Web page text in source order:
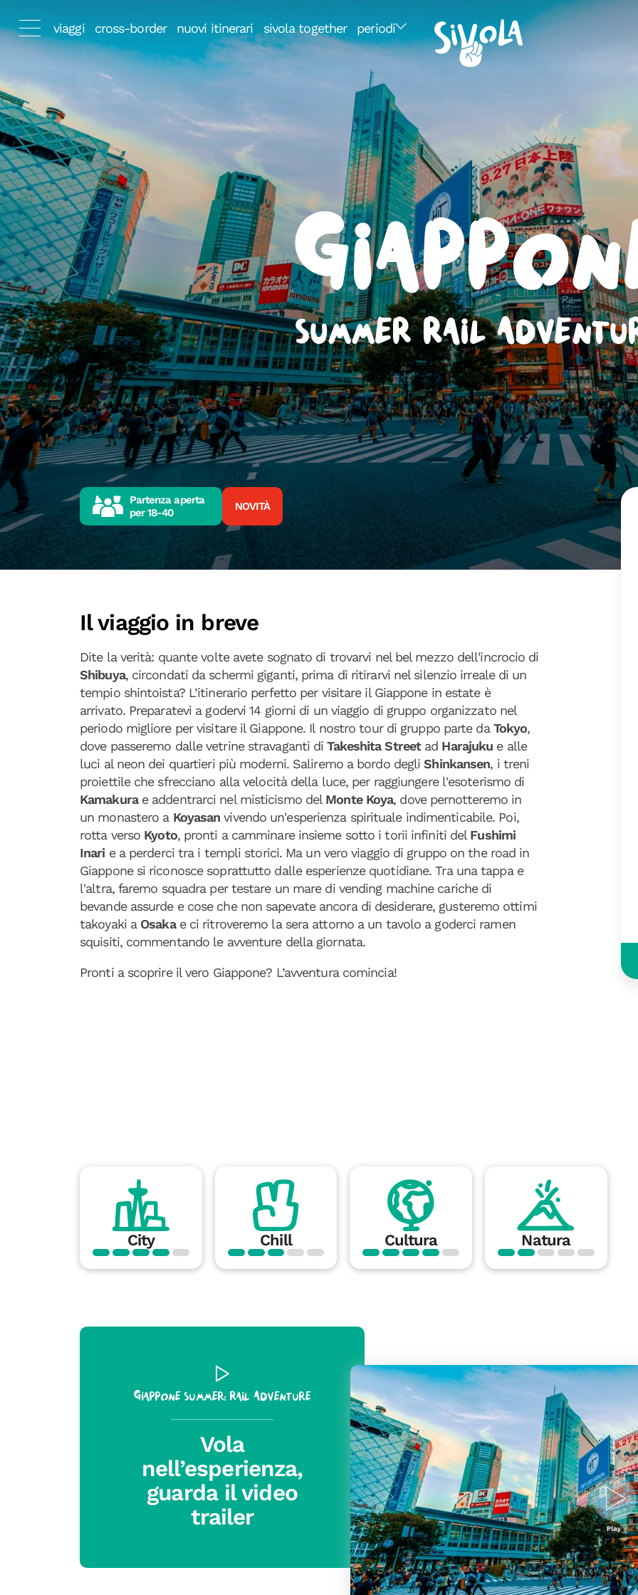
viaggi cross-border nuovi itinerari sivola together periodi
Summer Rail
Partenza aperta
per18-40 NOVITÀ
Il viaggio in breve
Dite la verità: quante volte avete sognato di trovarvi nel bel mezzo dell'incrocio di
Shibuya, circondati da schermi giganti, prima di ritirarvi nel silenzio irreale di un
tempio shintoista? L’itinerario perfetto per visitare il Giappone in estate è
arrivato. Preparatevi a godervi 14 giorni di un viaggio di gruppo organizzato nel
periodo migliore per visitare il Giappone. Il nostro tour di gruppo parte da Tokyo,
dove passeremo dalle vetrine stravaganti diTakeshita Street ad Harajuku e alle
luci al neon dei quartieri più moderni. Saliremo a bordo degliShinkansen, i treni
proiettile che sfrecciano alla velocità della luce, per raggiungere l'esoterismo di
Kamakura e addentrarci nel misticismo del Monte Koya, dove pernotteremo in
un monastero a Koyasanvivendo un'esperienza spirituale indimenticabile. Poi,
rotta verso Kyoto, pronti a camminare insieme sotto i torii infiniti del Fushimi
Inari e a perderci tra i templi storici. Ma un vero viaggio di gruppo on the road in
Giappone si riconosce soprattutto dalle esperienze quotidiane. Tra una tappa e
l'altra, faremo squadra per testare un mare di vending machine cariche di
bevande assurde e cose che non sapevate ancora di desiderare, gusteremo ottimi
takoyaki a Osaka e ci ritroveremo la sera attorno a un tavolo a goderci ramen
squisiti, commentando le avventure della giornata.
Pronti a scoprire il vero Giappone? L’avventura comincia!
City Chill Cultura Natura
Giappone Summer: Rail Adventure
Vola
nell’esperienza,
guarda il video
trailer